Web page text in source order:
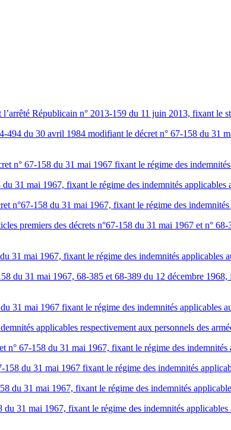
Républicain n° 2013-159 du 11 juin 2013, fixant le
du 30 avril 1984 modifiant le décret n° 67-158 du 31
n° 67-158 du 31 mai 1967 fixant le régime des
31 mai 1967, fixant le régime des indemnités applicables
n°67-158 du 31 mai 1967, fixant le régime des indemnités
premiers des décrets n°67-158 du 31 mai 1967 et n°
31 mai 1967, fixant le régime des indemnités applicables
du 31 mai 1967, 68-385 et 68-389 du 12 décembre
31 mai 1967 fixant le régime des indemnités applicables
applicables respectivement aux personnels des
67-158 du 31 mai 1967, fixant le régime des indemnités
du 31 mai 1967 fixant le régime des indemnités
du 31 mai 1967, fixant le régime des indemnités
31 mai 1967, fixant le régime des indemnités applicables